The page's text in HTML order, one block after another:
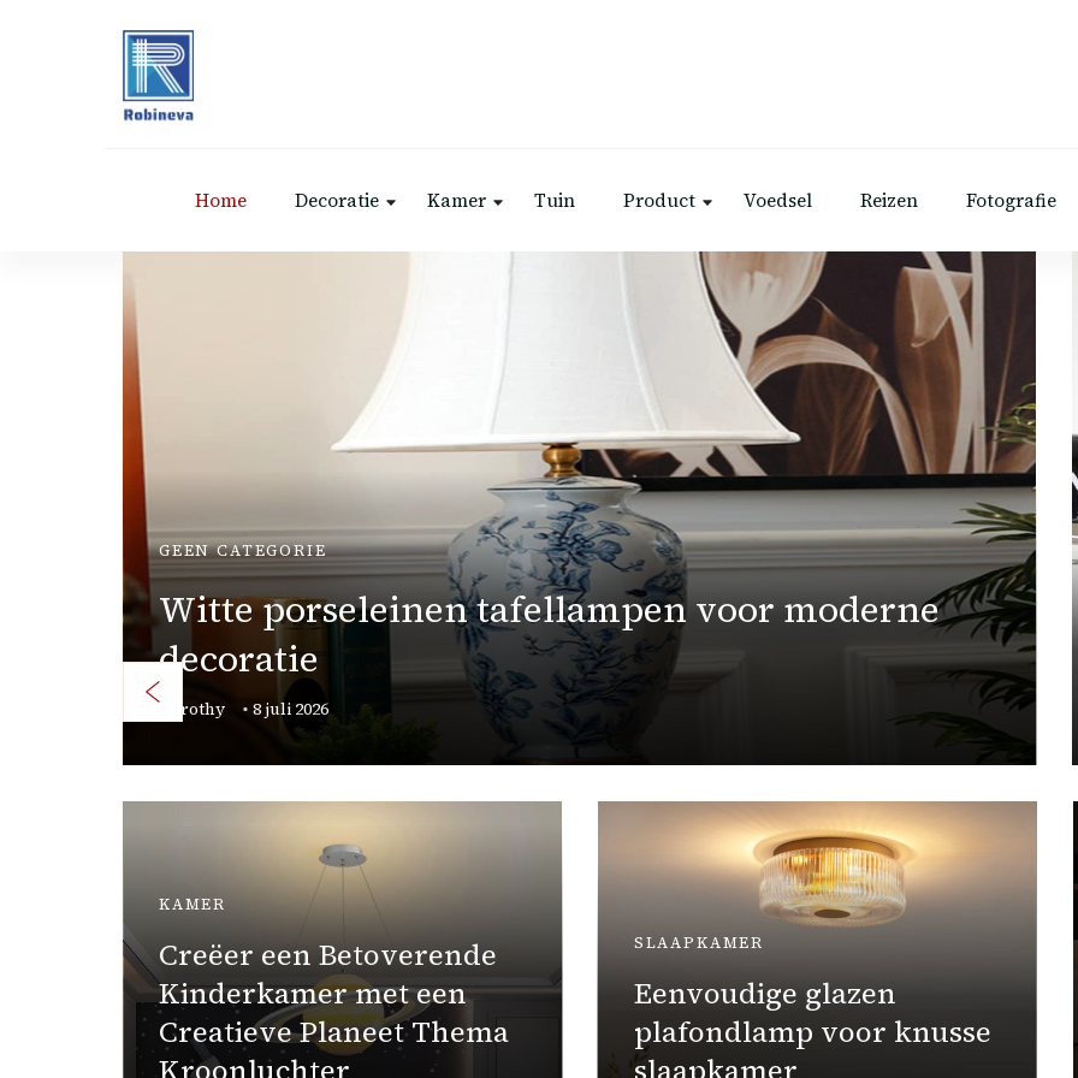
Home Decoratie Kamer Tuin Product Voedsel Reizen Fotografie
BUITENDECORATIE
Sfeervolle glazen buitenlantaarns voor
patioverlichting
Dorothy 20 mei 2026
TUIN
Prachtige natuurlijke
verlichting met
tuinpadlampen
HUISKAMER
Industriële
draadgewikkelde Edison
lampenkap